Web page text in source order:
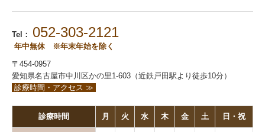
Tel： 052-303-2121
年中無休 ※年末年始を除く
〒454-0957
愛知県名古屋市中川区かの里1-603（近鉄戸田駅より徒歩10分）
診療時間・アクセス ≫
診療時間 月 火 水 木 金 土 日・祝